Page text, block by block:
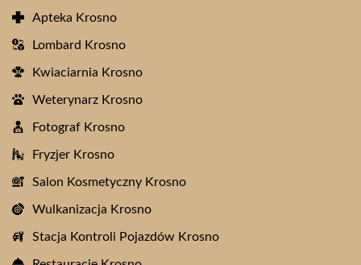
Apteka Krosno
Lombard Krosno
Kwiaciarnia Krosno
Weterynarz Krosno
Fotograf Krosno
Fryzjer Krosno
Salon Kosmetyczny Krosno
Wulkanizacja Krosno
Stacja Kontroli Pojazdów Krosno